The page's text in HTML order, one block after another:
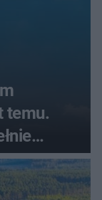
temu.